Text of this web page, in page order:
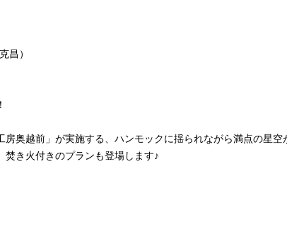
昌）
奥越前」が実施する、ハンモックに揺られながら満点の星
焚き火付きのプランも登場します♪